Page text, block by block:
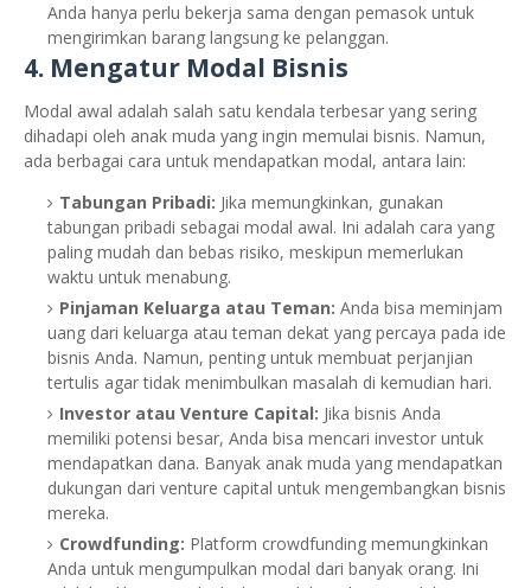
Anda hanya perlu bekerja sama dengan pemasok untuk
mengirimkan barang langsung ke pelanggan.
4. Mengatur Modal Bisnis
Modal awal adalah salah satu kendala terbesar yang sering
dihadapi oleh anak muda yang ingin memulai bisnis. Namun,
ada berbagai cara untuk mendapatkan modal, antara lain:
Tabungan Pribadi: Jika memungkinkan, gunakan
tabungan pribadi sebagai modal awal. Ini adalah cara yang
paling mudah dan bebas risiko, meskipun memerlukan
waktu untuk menabung.
Pinjaman Keluarga atau Teman: Anda bisa meminjam
uang dari keluarga atau teman dekat yang percaya pada ide
bisnis Anda. Namun, penting untuk membuat perjanjian
tertulis agar tidak menimbulkan masalah di kemudian hari.
Investor atau Venture Capital: Jika bisnis Anda
memiliki potensi besar, Anda bisa mencari investor untuk
mendapatkan dana. Banyak anak muda yang mendapatkan
dukungan dari venture capital untuk mengembangkan bisnis
mereka.
Crowdfunding: Platform crowdfunding memungkinkan
Anda untuk mengumpulkan modal dari banyak orang. Ini